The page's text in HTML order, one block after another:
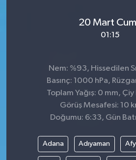
20 Mart
01:15
Nem: %93, Hissedilen
Basınç: 1000 hPa,
Toplam Yağış: 0 mm, Çiy
Görüş Mesafesi: 10
Doğumu: 6:33, Gün
Adana Adıyaman